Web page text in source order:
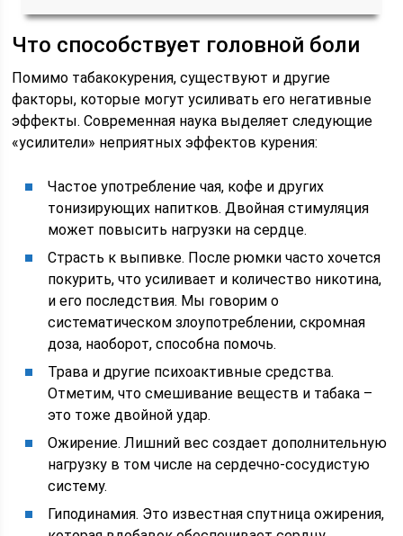
Что способствует головной боли
Помимо табакокурения, существуют и другие
факторы, которые могут усиливать его негативные
эффекты. Современная наука выделяет следующие
«усилители» неприятных эффектов курения:
Частое употребление чая, кофе и других
тонизирующих напитков. Двойная стимуляция
может повысить нагрузки на сердце.
Страсть к выпивке. После рюмки часто хочется
покурить, что усиливает и количество никотина,
и его последствия. Мы говорим о
систематическом злоупотреблении, скромная
доза, наоборот, способна помочь.
Трава и другие психоактивные средства.
Отметим, что смешивание веществ и табака –
это тоже двойной удар.
Ожирение. Лишний вес создает дополнительную
нагрузку в том числе на сердечно-сосудистую
систему.
Гиподинамия. Это известная спутница ожирения,